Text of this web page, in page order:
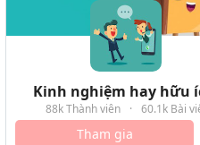
Kinh nghiệm hay hữu
88k Thành viên · 60.1k Bài
Tham gia